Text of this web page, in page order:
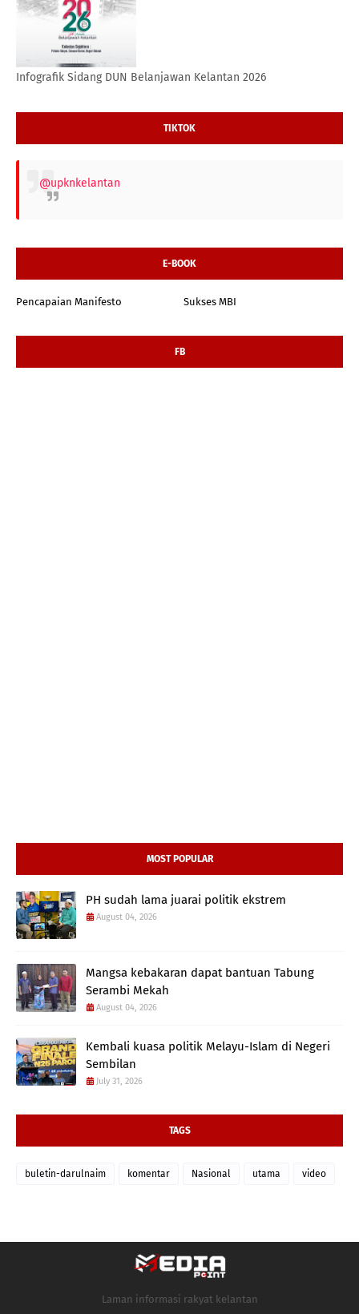
Infografik Sidang DUN Belanjawan Kelantan 2026
TIKTOK
@upknkelantan
E-BOOK
Pencapaian Manifesto Sukses MBI
FB
MOST POPULAR
PH sudah lama juarai politik ekstrem
August 04, 2026
Mangsa kebakaran dapat bantuan Tabung
Serambi Mekah
August 04, 2026
Kembali kuasa politik Melayu-Islam di Negeri
Sembilan
July 31, 2026
TAGS
buletin-darulnaim komentar Nasional utama video
Laman informasi rakyat kelantan